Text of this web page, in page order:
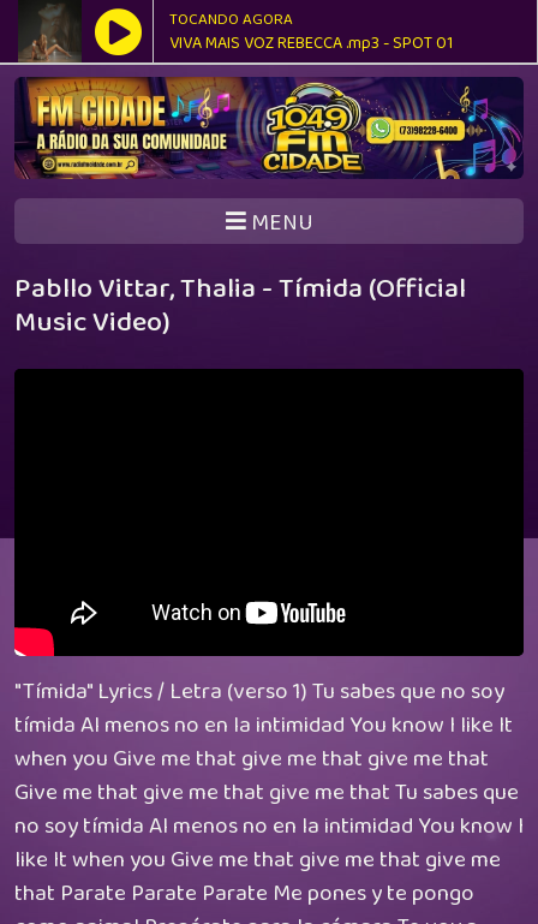
TOCANDO AGORA
VIVA MAIS VOZ REBECCA .mp3 - SPOT 01
MENU
Pabllo Vittar, Thalia - Tímida (Official
Music Video)
"Tímida" Lyrics / Letra (verso 1) Tu sabes que no soy
tímida Al menos no en la intimidad You know I like It
when you Give me that give me that give me that
Give me that give me that give me that Tu sabes que
no soy tímida Al menos no en la intimidad You know I
like It when you Give me that give me that give me
that Parate Parate Parate Me pones y te pongo